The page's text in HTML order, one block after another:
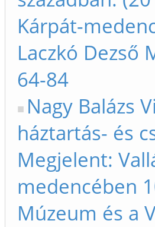
Kárpát-
Laczkó Dezső
64-84
Nagy Balázs
háztartás- és
Megjelent:
medencében
Múzeum és a